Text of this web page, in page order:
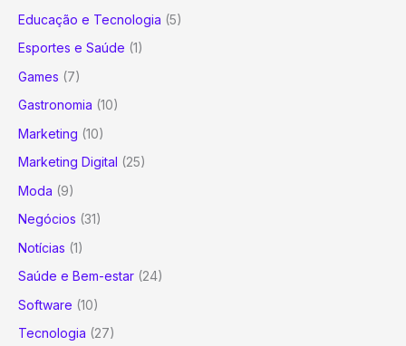
Educação e Tecnologia (5)
Esportes e Saúde (1)
Games (7)
Gastronomia (10)
Marketing (10)
Marketing Digital (25)
Moda (9)
Negócios (31)
Notícias (1)
Saúde e Bem-estar (24)
Software (10)
Tecnologia (27)